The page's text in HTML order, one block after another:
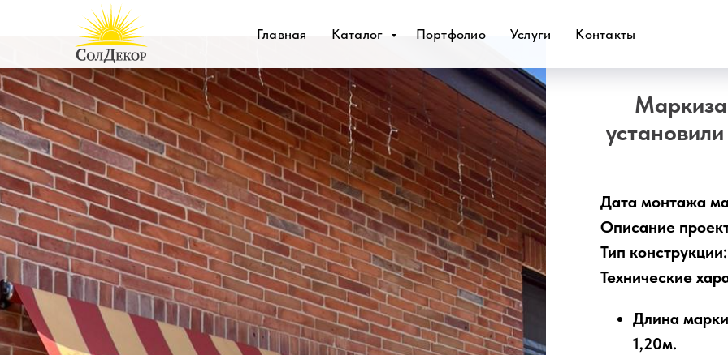
Главная Каталог Портфолио Услуги Контакты
Дата монтажа
Описание
Тип
Технические
Длина
1,20м.